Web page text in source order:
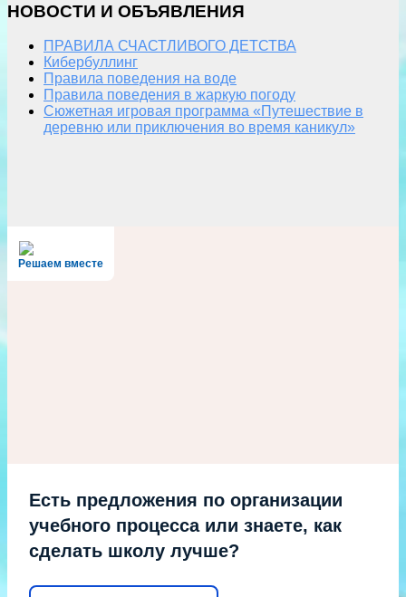
НОВОСТИ И ОБЪЯВЛЕНИЯ
ПРАВИЛА СЧАСТЛИВОГО ДЕТСТВА
Кибербуллинг
Правила поведения на воде
Правила поведения в жаркую погоду
Сюжетная игровая программа «Путешествие в
деревню или приключения во время каникул»
Решаем вместе
Есть предложения по организации
учебного процесса или знаете, как
сделать школу лучше?